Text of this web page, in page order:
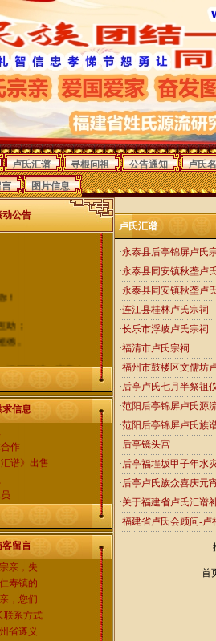
卢氏汇谱 寻根问祖 公告通知
卢氏
图片信息
动公告
！
助；
德。
祖国团结一家亲！
心
109226462
求信息
作
汇谱》出售
客留言
亲，失
寿镇的
，您们
联系方式
省遵义
卢氏汇谱
·永泰县后亭锦屏卢氏
·永泰县同安镇秋垄卢
·永泰县同安镇秋垄卢
·连江县桂林卢氏宗祠
·长乐市浮岐卢氏宗祠
·福清市卢氏宗祠
·福州市鼓楼区文儒坊
·后亭卢氏七月半祭祖
·范阳后亭锦屏卢氏源
·范阳后亭锦屏卢氏族
·后亭镜头宫
·后亭福埕坂甲子年水
·后亭卢氏族众喜庆元
·关于福建省卢氏汇谱
·福建省卢氏会顾问-卢
首